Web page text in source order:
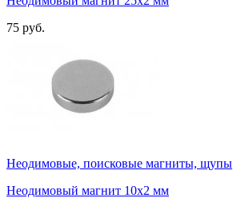
75 руб.
Неодимовые, поисковые магниты, щупы
Неодимовый магнит 10х2 мм